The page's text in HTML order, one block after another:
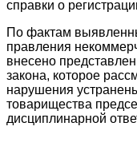
справки о
По фактам
правления
внесено
закона, которое
нарушения
товарищества
дисциплинарной